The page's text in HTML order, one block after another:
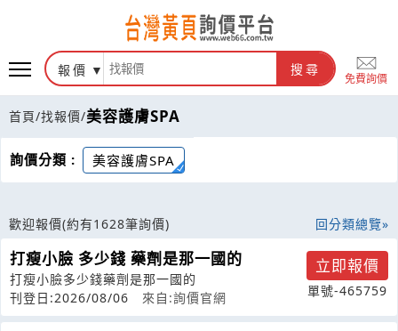
報價 搜尋
免費詢價
首頁/找報價/美容護膚SPA
詢價分類 : 美容護膚SPA
歡迎報價(約有1628筆詢價) 回分類總覽
打瘦小臉 多少錢 藥劑是那一國的
打瘦小臉多少錢藥劑是那一國的
刊登日:2026/08/06
來自:詢價官網
立即報價
單號-465759